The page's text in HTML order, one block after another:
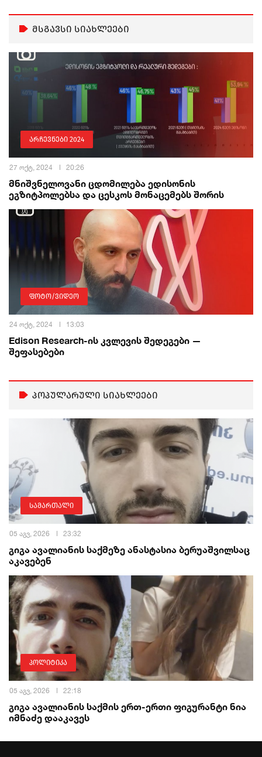
მსგავსი სიახლეები
არჩევნები 2024
27 ოქტ, 2024 20:26
მნიშვნელოვანი ცდომილება ედისონის
ეგზიტპოლებსა და ცესკოს მონაცემებს შორის
ფოტო/ვიდეო
24 ოქტ, 2024 13:03
Edison Research-ის კვლევის შედეგები —
შეფასებები
პოპულარული სიახლეები
სამართალი
05 აგვ, 2026 23:32
გიგა ავალიანის საქმეზე ანასტასია ბერუაშვილსაც
აკავებენ
პოლიტიკა
05 აგვ, 2026 22:18
გიგა ავალიანის საქმის ერთ-ერთი ფიგურანტი ნია
იმნაძე დააკავეს